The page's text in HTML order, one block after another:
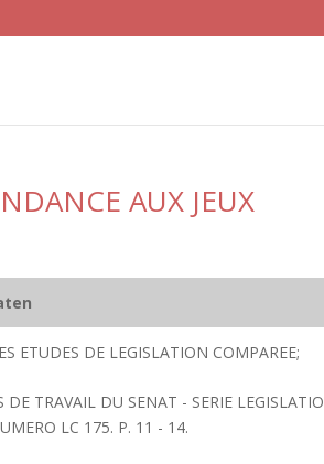
AUX JEUX
ETUDES DE LEGISLATION COMPAREE;
TRAVAIL DU SENAT - SERIE
LC 175. P. 11 - 14.